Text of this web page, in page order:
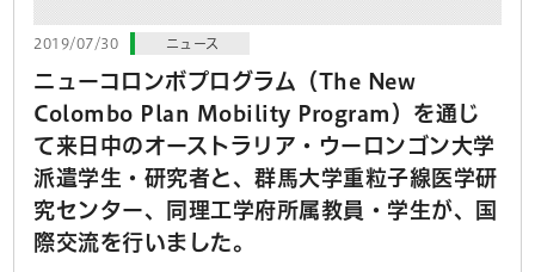
2019/07/30 ニュース
ニューコロンボプログラム（The New
Colombo Plan Mobility Program）を通じ
て来日中のオーストラリア・ウーロンゴン大学
派遣学生・研究者と、群馬大学重粒子線医学研
究センター、同理工学府所属教員・学生が、国
際交流を行いました。